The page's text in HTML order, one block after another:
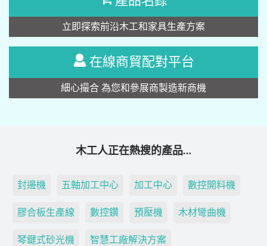
立即探索前沿木工和家具生產方案
在線商貿配對平台
細心撮合 為您和參展商製造新商機
木工人正在熱搜的產品…
封邊機 五軸加工中心 加工中心 數控開料機
膠合板生產線 數控鑽 預壓機 木材彎曲機
琴鍵式砂光機 智慧工廠解決方案